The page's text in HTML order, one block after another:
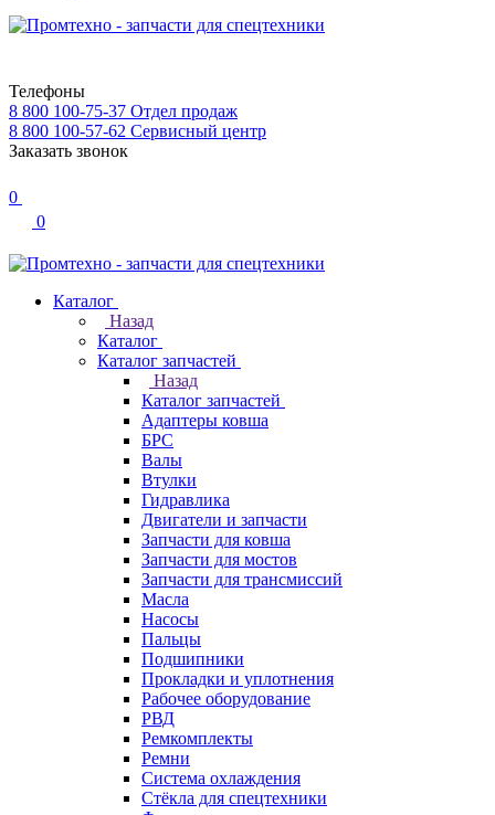
Телефоны
8 800 100-75-37 Отдел продаж
8 800 100-57-62 Сервисный центр
Заказать звонок
0
0
Каталог
Назад
Каталог
Каталог запчастей
Назад
Каталог запчастей
Адаптеры ковша
БРС
Валы
Втулки
Гидравлика
Двигатели и запчасти
Запчасти для ковша
Запчасти для мостов
Запчасти для трансмиссий
Масла
Насосы
Пальцы
Подшипники
Прокладки и уплотнения
Рабочее оборудование
РВД
Ремкомплекты
Ремни
Система охлаждения
Стёкла для спецтехники